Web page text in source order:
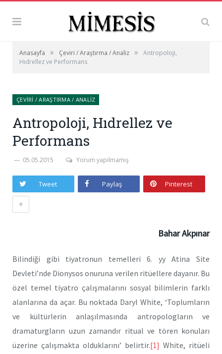
Anasayfa » Çeviri / Araştırma / Analiz »
Antropoloji,
Hıdrellez ve Performans
ÇEVIRI / ARAŞTIRMA / ANALIZ
Antropoloji, Hıdrellez ve
Performans
05.05.2015 Yorum yapılmamış
Tweet Paylaş Pinterest
+
Bahar Akpınar
Bilindiği gibi tiyatronun temelleri 6. yy Atina Site
Devleti’nde Dionysos onuruna verilen ritüellere dayanır. Bu
özel temel tiyatro çalışmalarını sosyal bilimlerin farklı
alanlarına da açar. Bu noktada Daryl White, ‘Toplumların
ve kültürlerin anlaşılmasında antropologların ve
dramaturgların uzun zamandır ritual ve tören konuları
üzerine çalışmakta olduklarını’ belirtir.[1] White, ritüeli